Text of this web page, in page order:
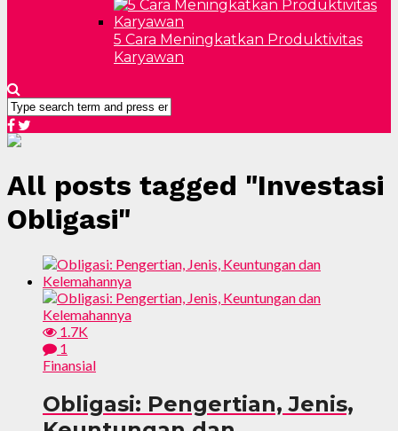
5 Cara Meningkatkan Produktivitas
Karyawan
All posts tagged "Investasi
Obligasi"
1.7K
1
Finansial
Obligasi: Pengertian, Jenis,